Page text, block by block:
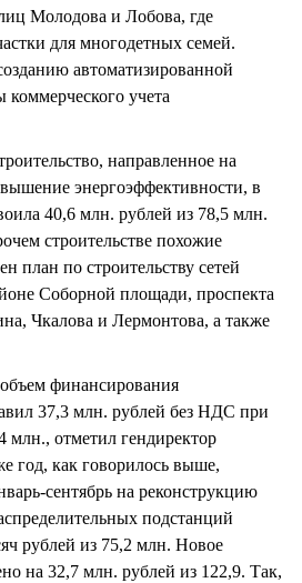
Молодова и Лобова, где
для многодетных семей.
автоматизированной
учета
направленное на
энергоэффективности, в
40,6 млн. рублей из 78,5 млн.
строительстве похожие
план по строительству сетей
Соборной площади, проспекта
Чкалова и Лермонтова, а также
финансирования
37,3 млн. рублей без НДС при
млн., отметил гендиректор
год, как говорилось выше,
сентябрь на реконструкцию
подстанций
рублей из 75,2 млн. Новое
на 32,7 млн. рублей из 122,9. Так,